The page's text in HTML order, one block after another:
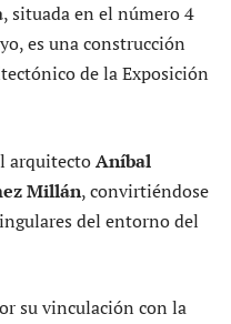
, situada en el número 4
es una construcción
de la Exposición
arquitectoAníbal
Millán, convirtiéndose
del entorno del
su vinculación con la